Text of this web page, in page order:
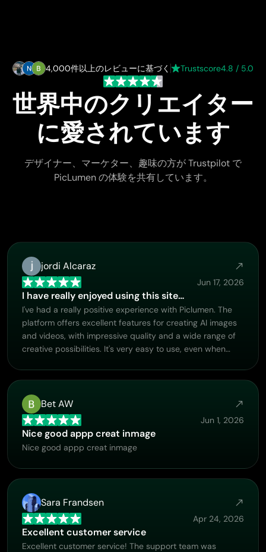
4,000件以上のレビューに基づく Trustscore4.8 / 5.0
世界中のクリエイター
に愛されています
デザイナー、マーケター、趣味の方が Trustpilot で
PicLumen の体験を共有しています。
jordi Alcaraz
Jun 17, 2026
I have really enjoyed using this site…
I've had a really positive experience with Piclumen. The
platform offers excellent features for creating AI images
and videos, with impressive quality and a wide range of
creative possibilities. It's very easy to use, even when
friendly, and genuinely tries to solve any issues you may
encounter they care about their users. Overall, Piclumen
is an innovative, user-friendly, and exciting AI platform. I
highly recommend it to anyone interested in AI image and
video creation.
Bet AW
Jun 1, 2026
Nice good appp creat inmage
Nice good appp creat inmage
Sara Frandsen
Apr 24, 2026
Excellent customer service
Excellent customer service! The support team was